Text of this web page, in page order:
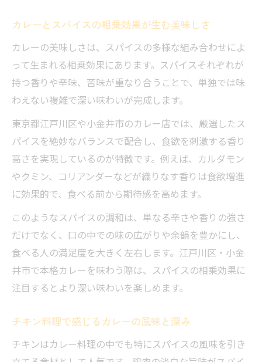
カレーとスパイスの相乗効果が生む美味しさ
カレーの美味しさは、スパイスの多様な組み合わせによ
って生まれる相乗効果にあります。スパイスそれぞれが
持つ香りや辛味、苦味が重なり合うことで、単独では味
わえない複雑で深い味わいが完成します。
東京都江戸川区や小金井市のカレー店では、厳選したス
パイスを絶妙なバランスで配合し、食欲を刺激する香り
高さを実現しているのが特徴です。例えば、カルダモン
やクミン、コリアンダーなどが織りなす香りは食欲増進
に効果的で、食べる前から期待感を高めます。
このようなスパイスの調和は、単なる辛さや香りの強さ
だけでなく、口の中での味の広がりや余韻を豊かにし、
食べる人の満足度を大きく左右します。江戸川区・小金
井市で本格カレーを味わう際は、スパイスの相乗効果に
注目するとより深い味わいを楽しめます。
チキン料理で感じるカレーの風味と深み
チキンはカレー料理の中でも特にスパイスの風味を引き